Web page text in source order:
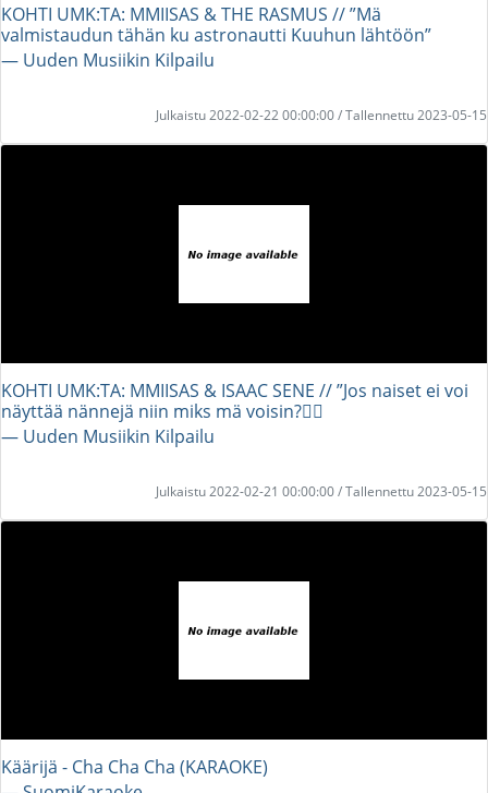
KOHTI UMK:TA: MMIISAS & THE RASMUS // ”Mä
valmistaudun tähän ku astronautti Kuuhun lähtöön”
― Uuden Musiikin Kilpailu
Julkaistu 2022-02-22 00:00:00 / Tallennettu 2023-05-15
KOHTI UMK:TA: MMIISAS & ISAAC SENE // ”Jos naiset ei voi
näyttää nännejä niin miks mä voisin?💁‍♀️
― Uuden Musiikin Kilpailu
Julkaistu 2022-02-21 00:00:00 / Tallennettu 2023-05-15
Käärijä - Cha Cha Cha (KARAOKE)